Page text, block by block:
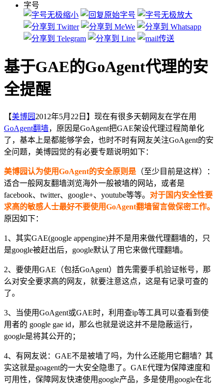
字号
基于GAE的GoAgent代理的安
全提醒
【美博园 2012年5月22日】现在有很多天朝网友在学在用
GoAgent翻墙，原因是GoAgent把GAE架设代理过程简单化
了，基本上是都能够学会，也时不时有网友关注GoAgent的安
全问题，美博园觉的有必要专题说明如下：
美博园认为使用GoAgent的安全原则是 （至少目前是这样）：
适合一般网友翻墙浏览海外一般被墙的网站，或者是
facebook、twitter、google+、youtube等等。 对于国内安全性要
求高的敏感人士最好不要使用GoAgent翻墙留言做保密工作。
原因如下：
1、其实GAE(google appengine)并不是用来做代理翻墙的，只
是google被赶出后，google默认了用它来做代理翻墙。
2、要使用GAE（包括GoAgent）首先需要手机验证帐号，那
么对安全要求高的网友，就要注意这点，这是有记录可查的
了。
3、当使用GoAgent或GAE时，利用查ip等工具可以查看到使
用者的 google gae id，那么也就是说这并不是隐蔽运行，
google是将其公开的；
4、有网友说：GAE不是被墙了吗，为什么还能用它翻墙？其
实这就是goagent的一大安全隐患了。GAE代理为保障速度和
可用性，保障网友快速使用google产品，多是使用google在北